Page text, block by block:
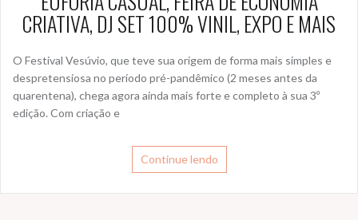
CRIATIVA, DJ SET 100% VINIL, EXPO E MAIS
O Festival Vesúvio, que teve sua origem de forma mais simples e
despretensiosa no período pré-pandêmico (2 meses antes da
quarentena), chega agora ainda mais forte e completo à sua 3º
edição. Com criação e
Continue lendo